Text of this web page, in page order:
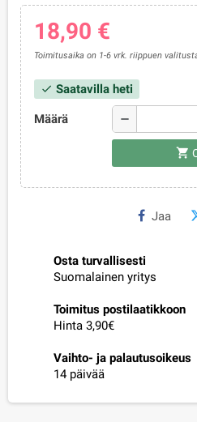
18,90 €
Toimitusaika on 1-6 vrk. riippuen
check Saatavilla heti
Määrä remove
shopping_cart
Jaa
Osta turvallisesti
Suomalainen yritys
Toimitus postilaatikkoon
Hinta 3,90€
Vaihto- ja palautusoikeus
14 päivää